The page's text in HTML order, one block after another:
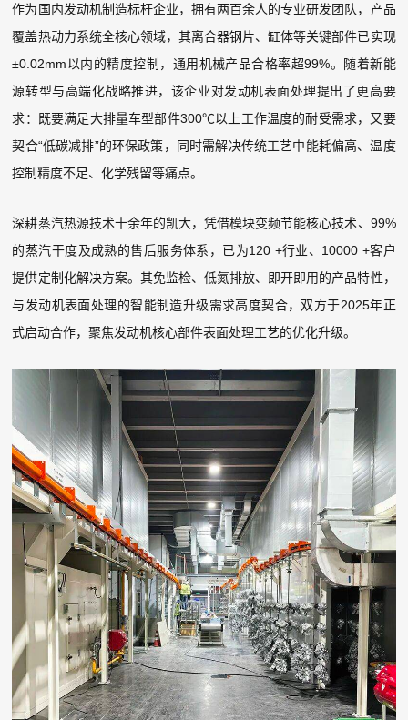
作为国内发动机制造标杆企业，拥有两百余人的专业研发团队，产品
覆盖热动力系统全核心领域，其离合器钢片、缸体等关键部件已实现
±0.02mm以内的精度控制，通用机械产品合格率超99%。随着新能
源转型与高端化战略推进，该企业对发动机表面处理提出了更高要
求：既要满足大排量车型部件300℃以上工作温度的耐受需求，又要
契合“低碳减排”的环保政策，同时需解决传统工艺中能耗偏高、温度
控制精度不足、化学残留等痛点。
深耕蒸汽热源技术十余年的凯大，凭借模块变频节能核心技术、99%
的蒸汽干度及成熟的售后服务体系，已为120 +行业、10000 +客户
提供定制化解决方案。其免监检、低氮排放、即开即用的产品特性，
与发动机表面处理的智能制造升级需求高度契合，双方于2025年正
式启动合作，聚焦发动机核心部件表面处理工艺的优化升级。